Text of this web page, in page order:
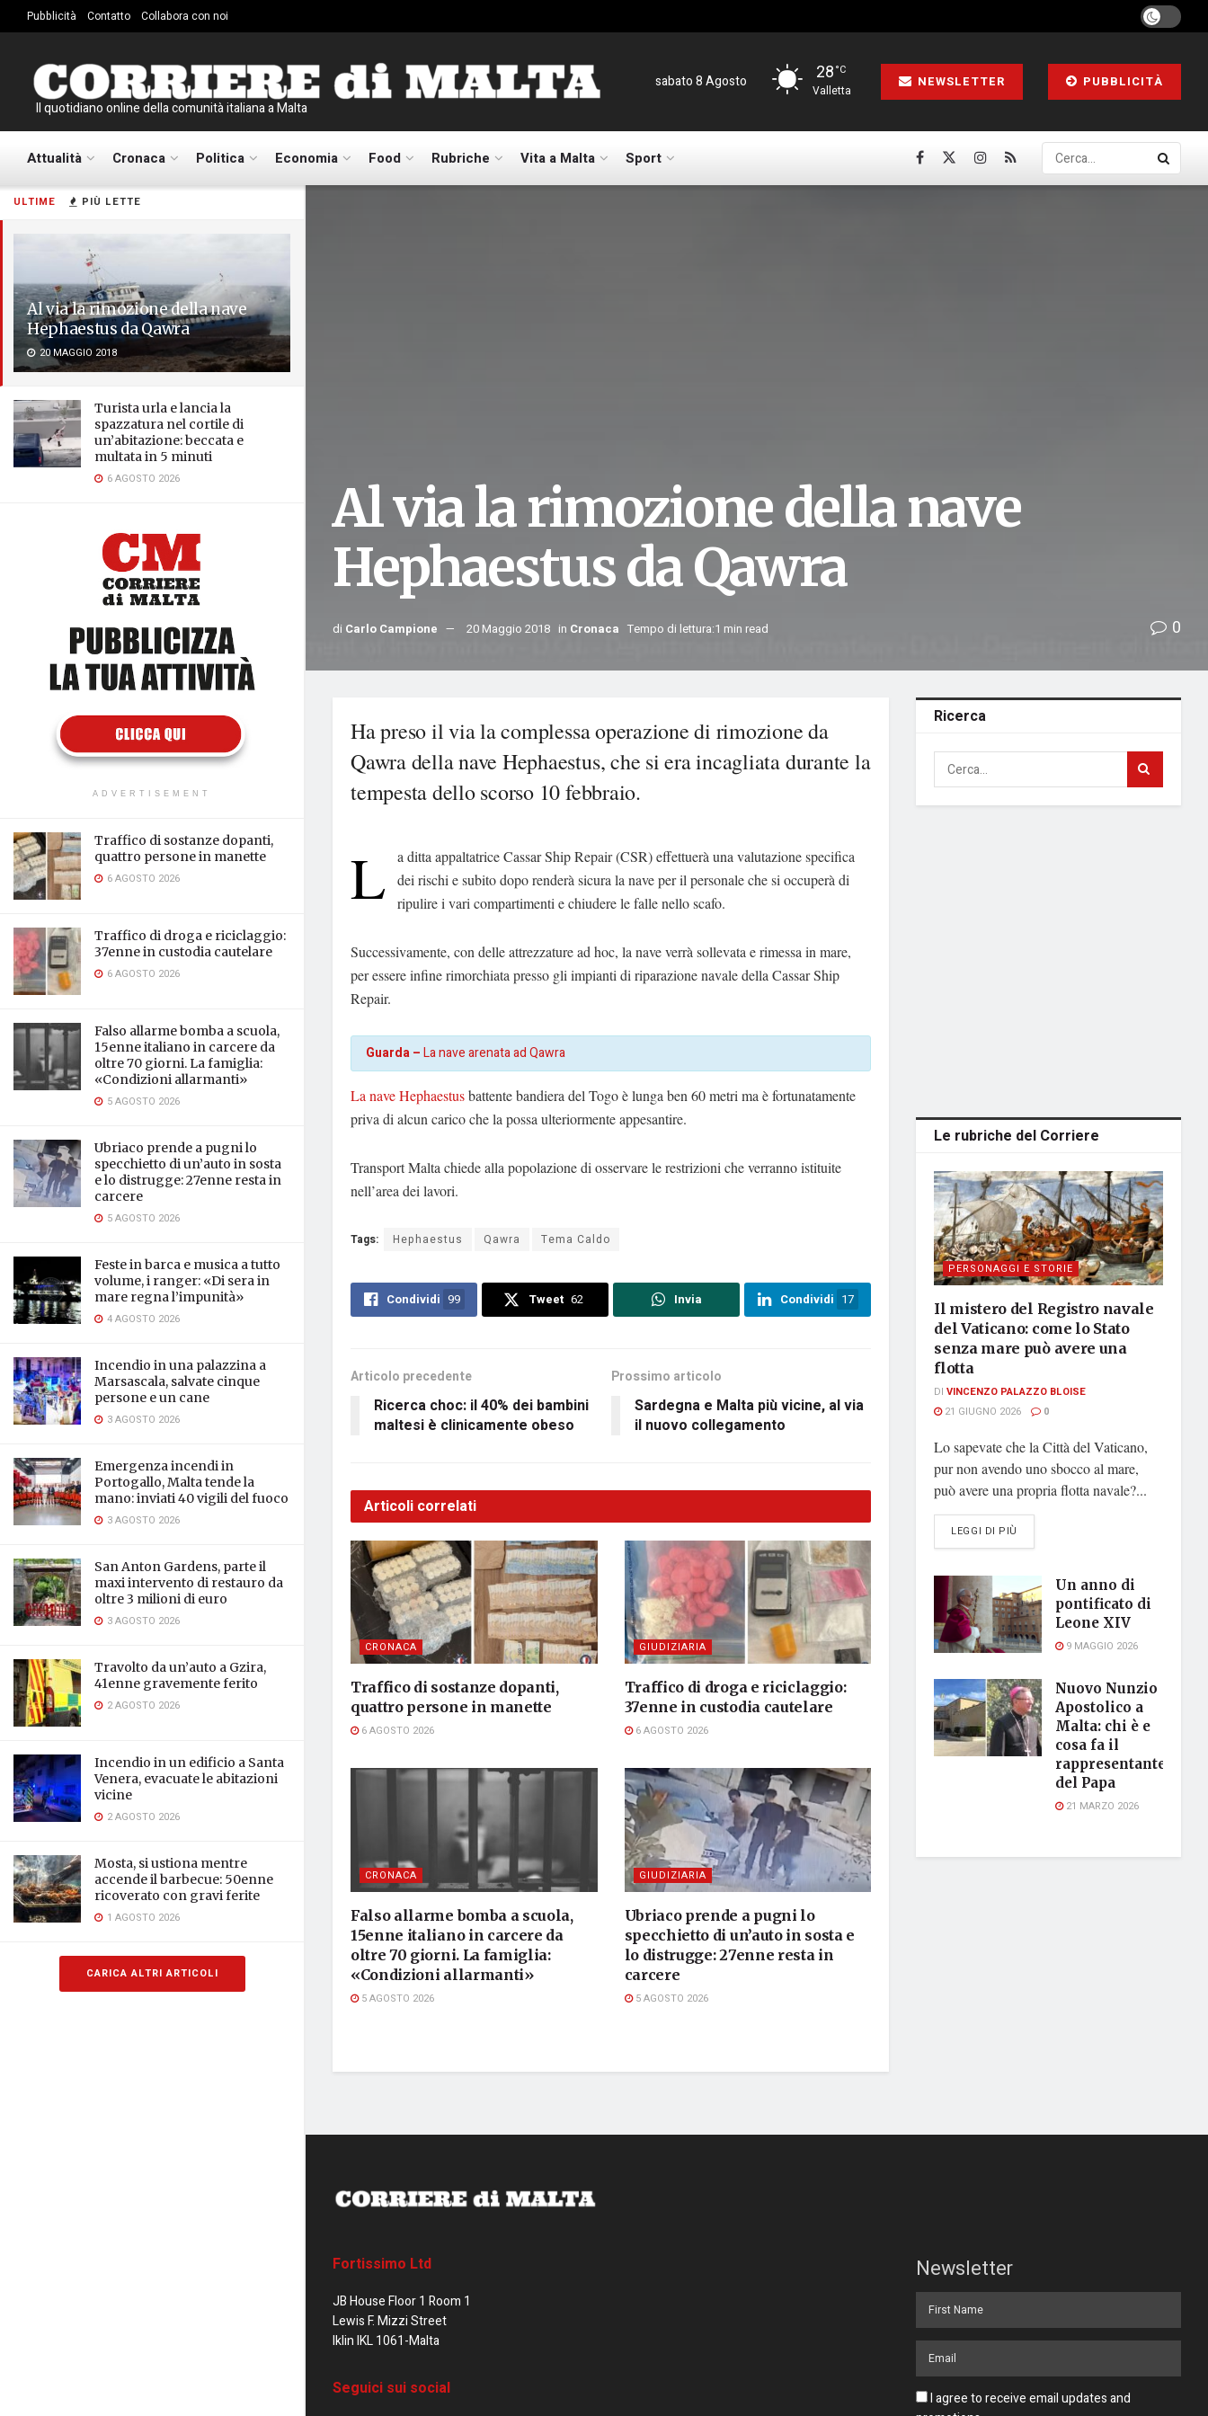
ULTIME PIÙ LETTE
Al via la rimozione della nave
Hephaestus da Qawra
20 MAGGIO 2018
Turista urla e lancia la
spazzatura nel cortile di
un’abitazione: beccata e
multata in 5 minuti
6 AGOSTO 2026
ADVERTISEMENT
Traffico di sostanze dopanti,
quattro persone in manette
6 AGOSTO 2026
Traffico di droga e riciclaggio:
37enne in custodia cautelare
6 AGOSTO 2026
Falso allarme bomba a scuola,
15enne italiano in carcere da
oltre 70 giorni. La famiglia:
«Condizioni allarmanti»
5 AGOSTO 2026
Ubriaco prende a pugni lo
specchietto di un’auto in sosta
e lo distrugge: 27enne resta in
carcere
5 AGOSTO 2026
Feste in barca e musica a tutto
volume, i ranger: «Di sera in
mare regna l’impunità»
4 AGOSTO 2026
Incendio in una palazzina a
Marsascala, salvate cinque
persone e un cane
3 AGOSTO 2026
Emergenza incendi in
Portogallo, Malta tende la
mano: inviati 40 vigili del fuoco
3 AGOSTO 2026
San Anton Gardens, parte il
maxi intervento di restauro da
oltre 3 milioni di euro
3 AGOSTO 2026
Travolto da un’auto a Gzira,
41enne gravemente ferito
2 AGOSTO 2026
Incendio in un edificio a Santa
Venera, evacuate le abitazioni
vicine
2 AGOSTO 2026
Mosta, si ustiona mentre
accende il barbecue: 50enne
ricoverato con gravi ferite
1 AGOSTO 2026
CARICA ALTRI ARTICOLI
Pubblicità Contatto Collabora con noi
Il quotidiano online della comunità italiana a Malta
sabato 8 Agosto 28°C
Valletta
NEWSLETTER PUBBLICITÀ
Attualità Cronaca Politica Economia Food Rubriche Vita a Malta Sport
Al via la rimozione della nave
Hephaestus da Qawra
di Carlo Campione 20 Maggio 2018 in Cronaca Tempo di lettura:1 min read 0
Ha preso il via la complessa operazione di rimozione da
Qawra della nave Hephaestus, che si era incagliata durante la
tempesta dello scorso 10 febbraio.
L
a ditta appaltatrice Cassar Ship Repair (CSR) effettuerà una valutazione specifica
dei rischi e subito dopo renderà sicura la nave per il personale che si occuperà di
ripulire i vari compartimenti e chiudere le falle nello scafo.
Successivamente, con delle attrezzature ad hoc, la nave verrà sollevata e rimessa in mare,
per essere infine rimorchiata presso gli impianti di riparazione navale della Cassar Ship
Repair.
Guarda –La nave arenata ad Qawra
La nave Hephaestusbattente bandiera del Togo è lunga ben 60 metri ma è fortunatamente
priva di alcun carico che la possa ulteriormente appesantire.
Transport Malta chiede alla popolazione di osservare le restrizioni che verranno istituite
nell’area dei lavori.
Tags: Hephaestus Qawra Tema Caldo
Condividi 99 Tweet 62 Invia Condividi 17
Articolo precedente
Ricerca choc: il 40% dei bambini
maltesi è clinicamente obeso
Prossimo articolo
Sardegna e Malta più vicine, al via
il nuovo collegamento
Articoli correlati
CRONACA
Traffico di sostanze dopanti,
quattro persone in manette
6 AGOSTO 2026
GIUDIZIARIA
Traffico di droga e riciclaggio:
37enne in custodia cautelare
6 AGOSTO 2026
CRONACA
Falso allarme bomba a scuola,
15enne italiano in carcere da
oltre 70 giorni. La famiglia:
«Condizioni allarmanti»
5 AGOSTO 2026
GIUDIZIARIA
Ubriaco prende a pugni lo
specchietto di un’auto in sosta e
lo distrugge: 27enne resta in
carcere
5 AGOSTO 2026
Ricerca
Le rubriche del Corriere
PERSONAGGI E STORIE
Il mistero del Registro navale
del Vaticano: come lo Stato
senza mare può avere una
flotta
DI VINCENZO PALAZZO BLOISE
21 GIUGNO 2026
0
Lo sapevate che la Città del Vaticano,
pur non avendo uno sbocco al mare,
può avere una propria flotta navale?...
LEGGI DI PIÙ
Un anno di
pontificato di
Leone XIV
9 MAGGIO 2026
Nuovo Nunzio
Apostolico a
Malta: chi è e
cosa fa il
rappresentante
del Papa
21 MARZO 2026
Fortissimo Ltd
JB House Floor 1 Room 1
Lewis F. Mizzi Street
Iklin IKL 1061-Malta
Seguici sui social
Newsletter
I agree to receive email updates and